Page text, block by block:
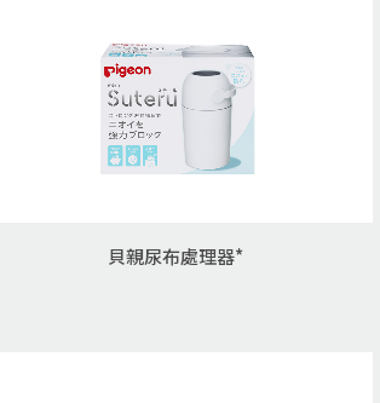
貝親尿布處理器*